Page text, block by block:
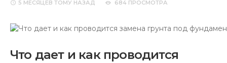
5 МЕСЯЦЕВ ТОМУ НАЗАД 684 ПРОСМОТРА
Что дает и как проводится